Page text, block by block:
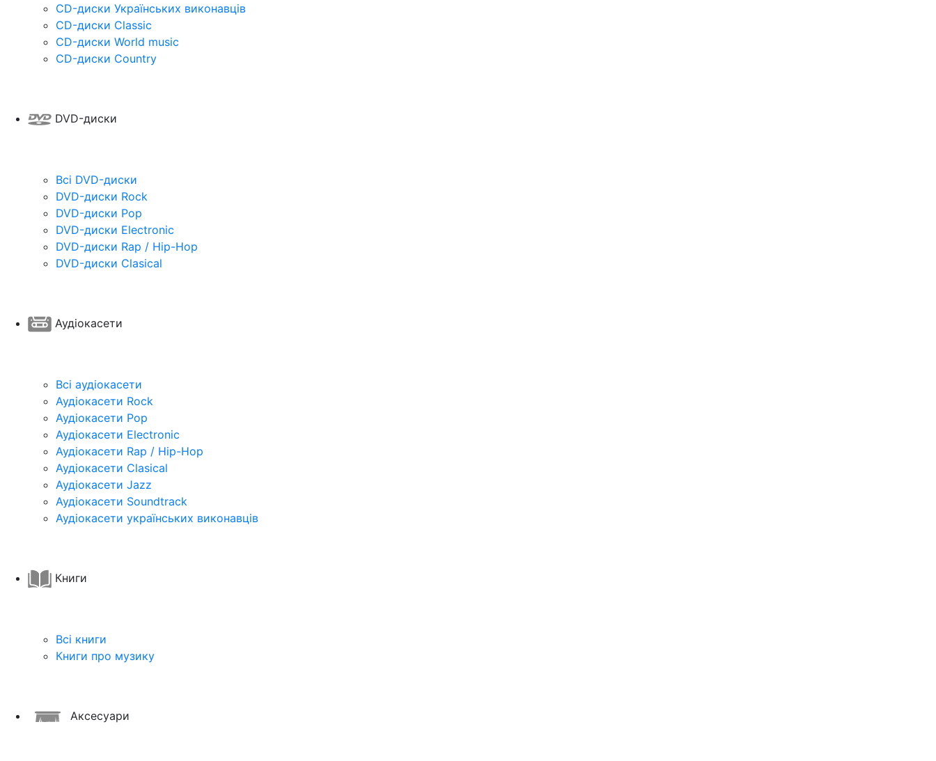
CD-диски Українських виконавців
CD-диски Classic
CD-диски World music
CD-диски Country
DVD-диски
Всі DVD-диски
DVD-диски Rock
DVD-диски Pop
DVD-диски Electronic
DVD-диски Rap / Hip-Hop
DVD-диски Clasical
Аудіокасети
Всі аудіокасети
Аудіокасети Rock
Аудіокасети Pop
Аудіокасети Electronic
Аудіокасети Rap / Hip-Hop
Аудіокасети Clasical
Аудіокасети Jazz
Аудіокасети Soundtrack
Аудіокасети українських виконавців
Книги
Всі книги
Книги про музику
Аксесуари